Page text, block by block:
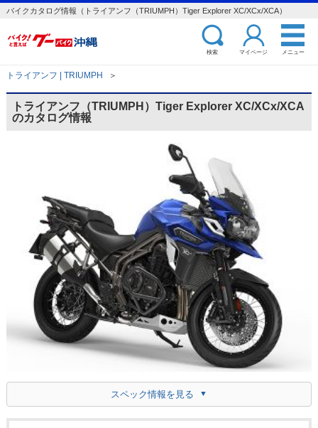
バイクカタログ情報（トライアンフ（TRIUMPH）Tiger Explorer XC/XCx/XCA）
検索 マイページ メニュー
トライアンフ | TRIUMPH ＞
トライアンフ（TRIUMPH）Tiger Explorer XC/XCx/XCA
のカタログ情報
スペック情報を見る